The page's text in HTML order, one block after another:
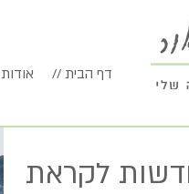
// אודות // דף הבית
לקראת